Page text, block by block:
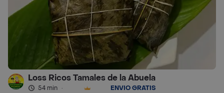
Loss Ricos Tamales de la Abuela
54 min · ENVÍO GRATIS